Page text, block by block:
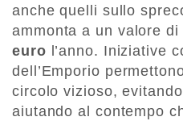
anche quelli sullo
ammonta a un valore di
euro l’anno. Iniziative
dell’Emporio
circolo vizioso,
aiutando al contempo